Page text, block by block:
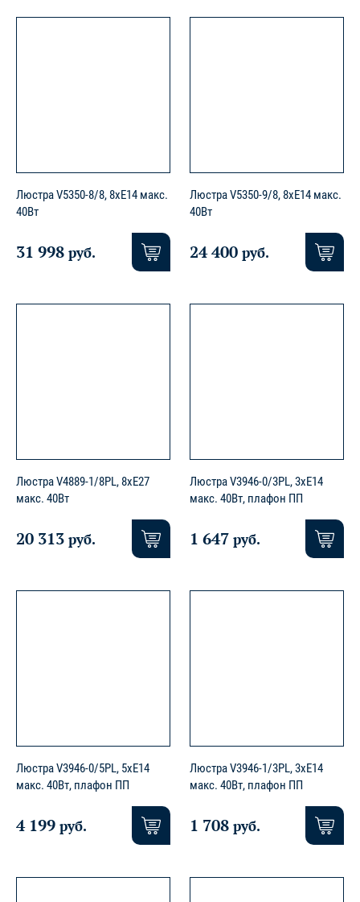
Люстра V5350-8/8, 8xE14 макс.
40Вт
31 998 руб.
Люстра V5350-9/8, 8xE14 макс.
40Вт
24 400 руб.
Люстра V4889-1/8PL, 8xE27
макс. 40Вт
20 313 руб.
Люстра V3946-0/3PL, 3xE14
макс. 40Вт, плафон ПП
1 647 руб.
Люстра V3946-0/5PL, 5xE14
макс. 40Вт, плафон ПП
4 199 руб.
Люстра V3946-1/3PL, 3xE14
макс. 40Вт, плафон ПП
1 708 руб.